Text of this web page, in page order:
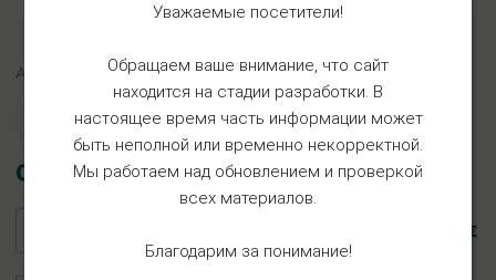
Арт. KLP2x14/16
Есть в наличии
0.50€
0.50 €
Уважаемые посетители!
Обращаем ваше внимание, что сайт
находится на стадии разработки. В
настоящее время часть информации может
быть неполной или временно некорректной.
Мы работаем над обновлением и проверкой
всех материалов.
Благодарим за понимание!